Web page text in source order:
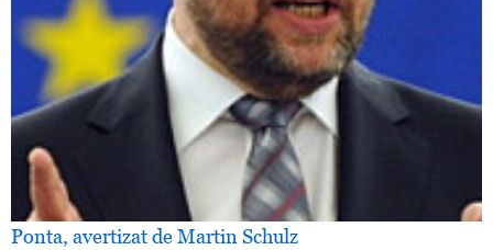
Ponta, avertizat de Martin Schulz